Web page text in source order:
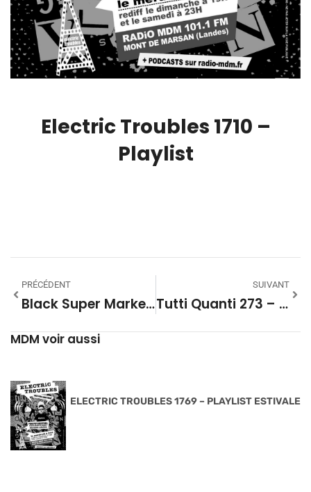
Electric Troubles 1710 –
Playlist
PRÉCÉDENT
Black Super Market #15 – Saison 28
SUIVANT
Tutti Quanti 273 – Doubles
MDM voir aussi
ELECTRIC TROUBLES 1769 – PLAYLIST ESTIVALE